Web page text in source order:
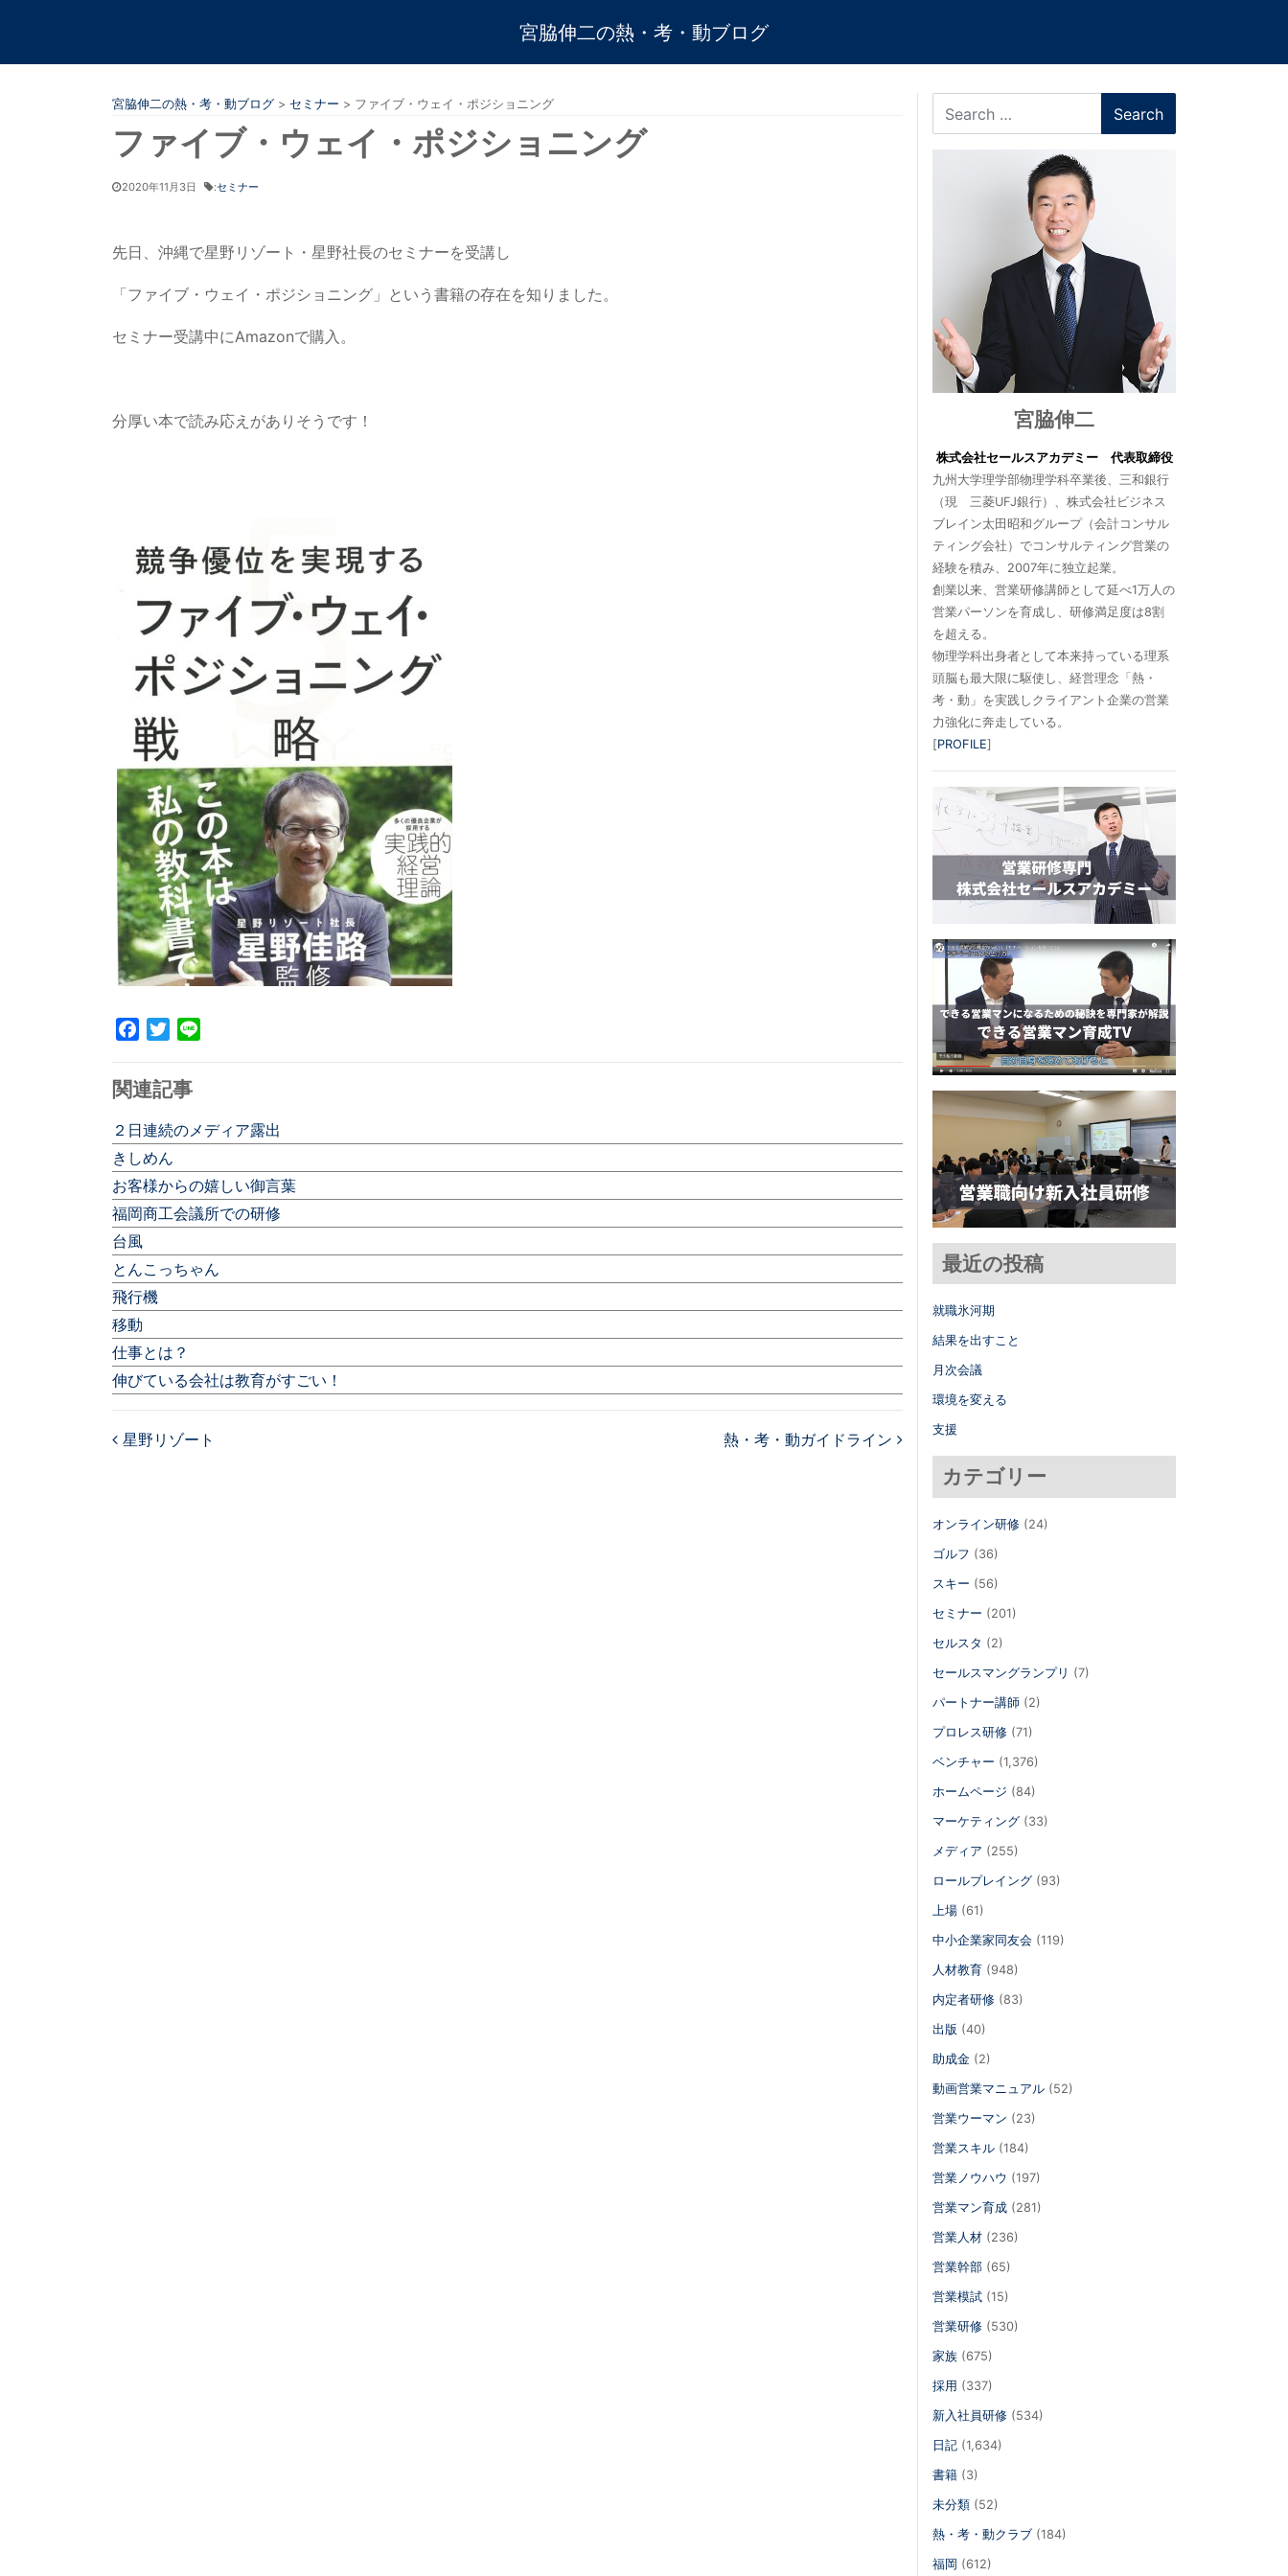
宮脇伸二の熱・考・動ブログ
宮脇伸二の熱・考・動ブログ > セミナー > ファイブ・ウェイ・ポジショニング
ファイブ・ウェイ・ポジショニング
2020年11月3日 :セミナー
先日、沖縄で星野リゾート・星野社長のセミナーを受講し
「ファイブ・ウェイ・ポジショニング」という書籍の存在を知りました。
セミナー受講中にAmazonで購入。
分厚い本で読み応えがありそうです！
Facebook
Twitter
関連記事
２日連続のメディア露出
きしめん
お客様からの嬉しい御言葉
福岡商工会議所での研修
台風
とんこっちゃん
飛行機
移動
仕事とは？
伸びている会社は教育がすごい！
星野リゾート 熱・考・動ガイドライン
宮脇伸二
株式会社セールスアカデミー 代表取締役
九州大学理学部物理学科卒業後、三和銀行
（現 三菱UFJ銀行）、株式会社ビジネス
ブレイン太田昭和グループ（会計コンサル
ティング会社）でコンサルティング営業の
経験を積み、2007年に独立起業。
創業以来、営業研修講師として延べ1万人の
営業パーソンを育成し、研修満足度は8割
を超える。
物理学科出身者として本来持っている理系
頭脳も最大限に駆使し、経営理念「熱・
考・動」を実践しクライアント企業の営業
力強化に奔走している。
[PROFILE]
最近の投稿
就職氷河期
結果を出すこと
月次会議
環境を変える
支援
カテゴリー
オンライン研修 (24)
ゴルフ (36)
スキー (56)
セミナー (201)
セルスタ (2)
セールスマングランプリ (7)
パートナー講師 (2)
プロレス研修 (71)
ベンチャー (1,376)
ホームページ (84)
マーケティング (33)
メディア (255)
ロールプレイング (93)
上場 (61)
中小企業家同友会 (119)
人材教育 (948)
内定者研修 (83)
出版 (40)
助成金 (2)
動画営業マニュアル (52)
営業ウーマン (23)
営業スキル (184)
営業ノウハウ (197)
営業マン育成 (281)
営業人材 (236)
営業幹部 (65)
営業模試 (15)
営業研修 (530)
家族 (675)
採用 (337)
新入社員研修 (534)
日記 (1,634)
書籍 (3)
未分類 (52)
熱・考・動クラブ (184)
福岡 (612)